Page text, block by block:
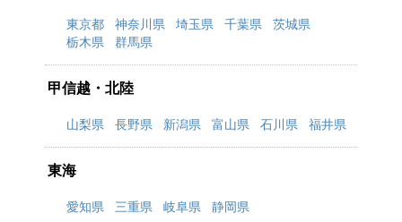
東京都 神奈川県 埼玉県 千葉県
茨城県
栃木県
群馬県
甲信越・北陸
山梨県 長野県 新潟県 富山県 石川県 福井県
東海
愛知県 三重県 岐阜県 静岡県